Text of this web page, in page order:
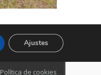
Política de cookies
Ajustes